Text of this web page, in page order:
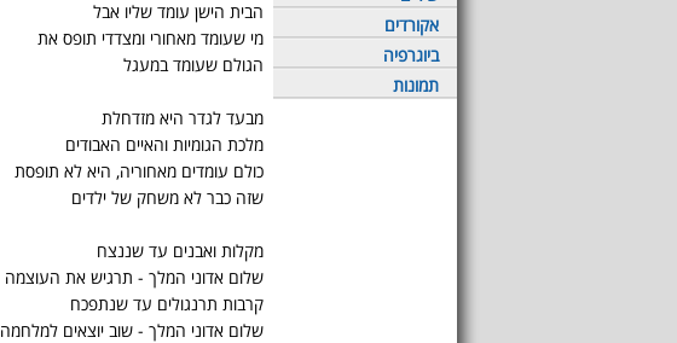
אקורדים
ביוגרפיה
תמונות
הבית הישן עומד שליו אבל
מי שעומד מאחורי ומצדדי תופס את
הגולם שעומד במעגל
מבעד לגדר היא מזדחלת
מלכת הגומיות והאיים האבודים
כולם עומדים מאחוריה, היא לא תופסת
שזה כבר לא משחק של ילדים
מקלות ואבנים עד שננצח
שלום אדוני המלך - תרגיש את העוצמה
קרבות תרנגולים עד שנתפכח
שלום אדוני המלך - שוב יוצאים למלחמה